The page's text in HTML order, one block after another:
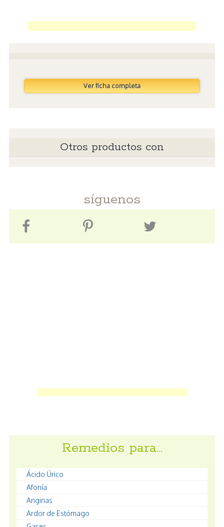
Ver ficha completa
Otros productos con
síguenos
Remedios para…
Ácido Úrico
Afonía
Anginas
Ardor de Estómago